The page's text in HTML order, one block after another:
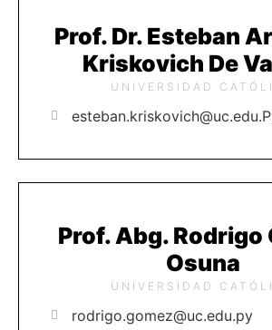
Prof. Dr. Esteban
Kriskovich De
UNIVERSIDAD
Prof. Abg. Rodrigo
Osuna
UNIVERSIDAD
rodrigo.gomez@uc.edu.py